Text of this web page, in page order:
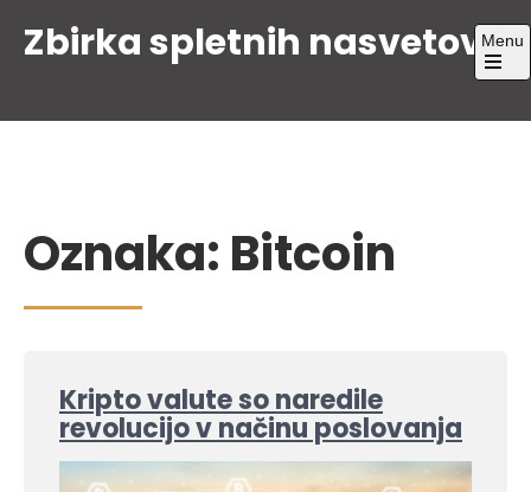
Zbirka spletnih nasvetovMenu
Open
main
Oznaka: Bitcoin
Kripto valute so naredile
revolucijo v načinu poslovanja